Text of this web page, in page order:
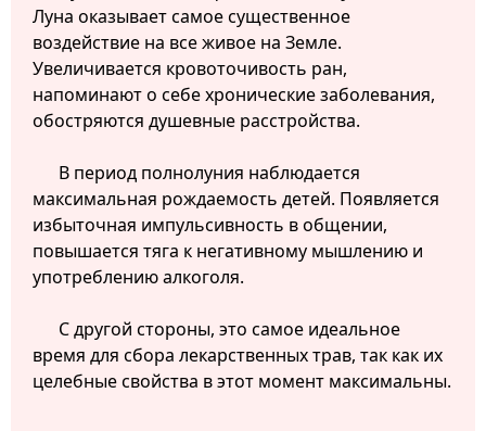
Луна оказывает самое существенное
воздействие на все живое на Земле.
Увеличивается кровоточивость ран,
напоминают о себе хронические заболевания,
обостряются душевные расстройства.
В период полнолуния наблюдается
максимальная рождаемость детей. Появляется
избыточная импульсивность в общении,
повышается тяга к негативному мышлению и
употреблению алкоголя.
С другой стороны, это самое идеальное
время для сбора лекарственных трав, так как их
целебные свойства в этот момент максимальны.